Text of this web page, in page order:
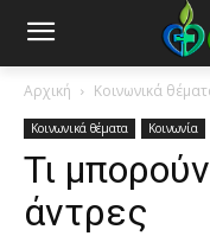
Αρχική Κοινωνικά
Κοινωνικά θέματα Κοινωνία
Τι
άντρες